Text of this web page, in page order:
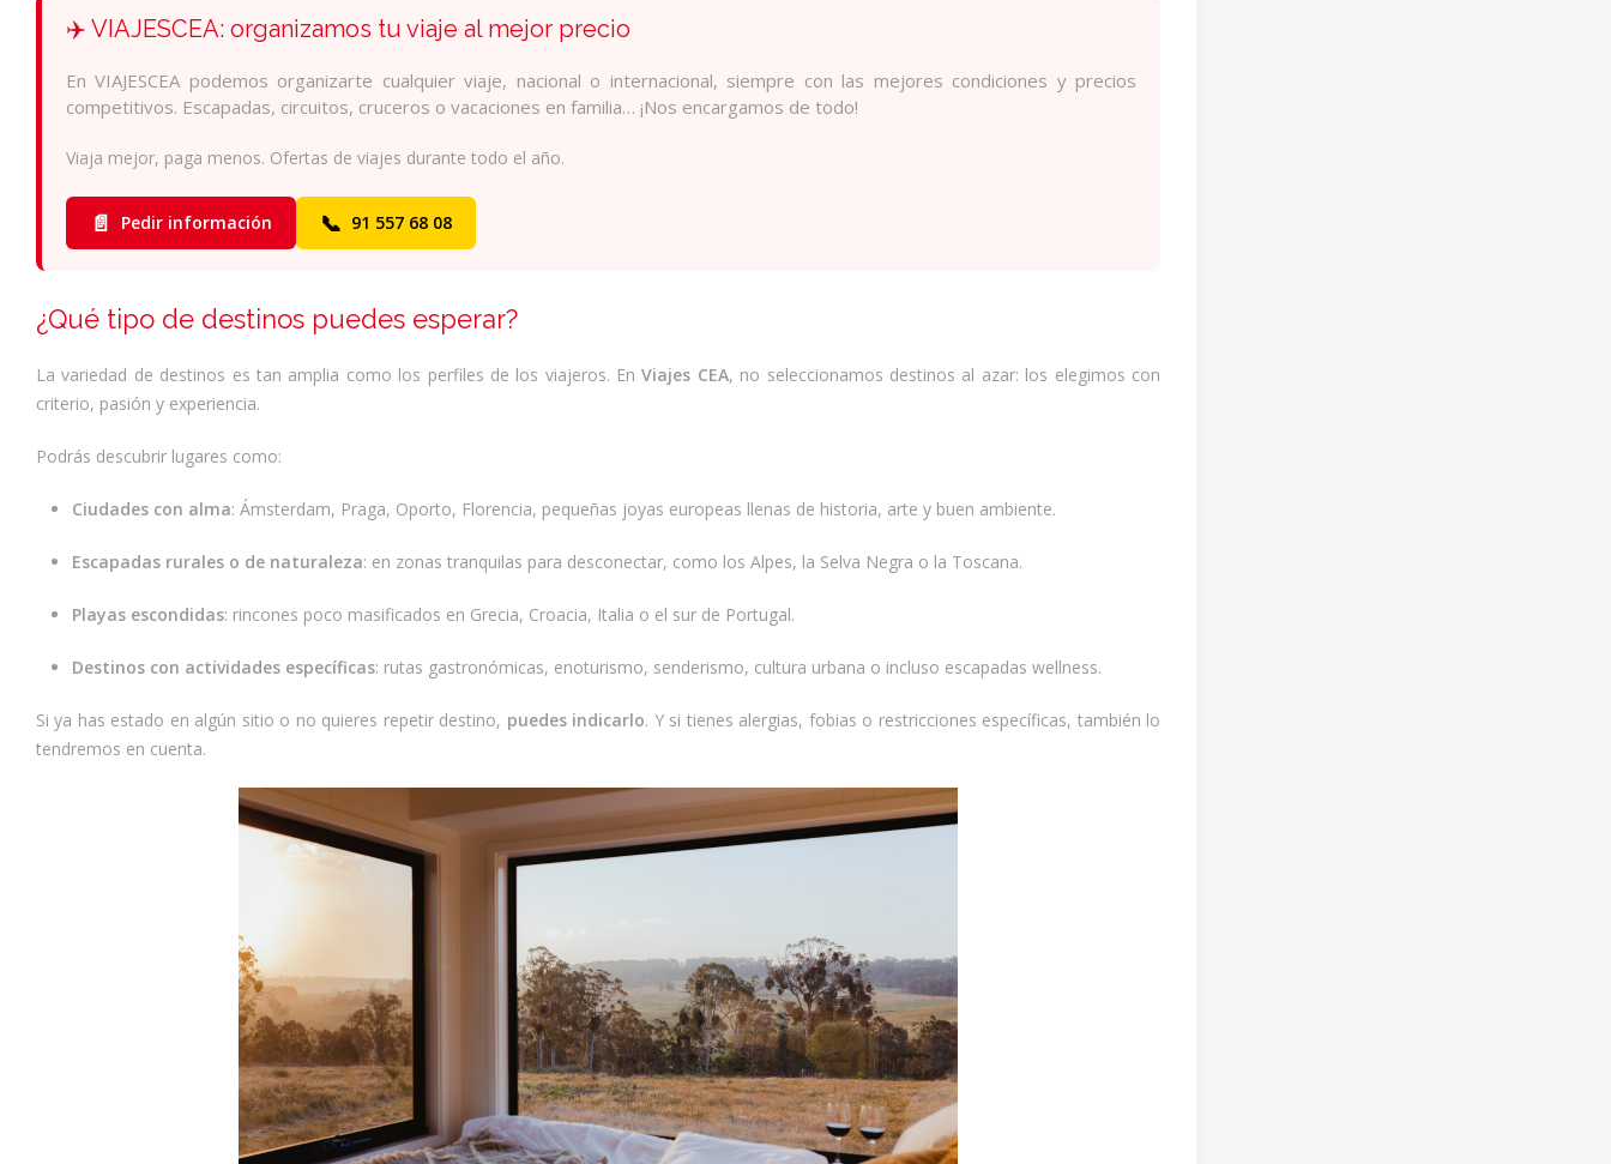
✈️ VIAJESCEA: organizamos tu viaje al mejor precio
En VIAJESCEA podemos organizarte cualquier viaje, nacional o internacional, siempre con las mejores condiciones y precios
competitivos. Escapadas, circuitos, cruceros o vacaciones en familia… ¡Nos encargamos de todo!
Viaja mejor, paga menos. Ofertas de viajes durante todo el año.
📄 Pedir información 📞 91 557 68 08
¿Qué tipo de destinos puedes esperar?
La variedad de destinos es tan amplia como los perfiles de los viajeros. En Viajes CEA, no seleccionamos destinos al azar: los elegimos con
criterio, pasión y experiencia.
Podrás descubrir lugares como:
Ciudades con alma: Ámsterdam, Praga, Oporto, Florencia, pequeñas joyas europeas llenas de historia, arte y buen ambiente.
Escapadas rurales o de naturaleza: en zonas tranquilas para desconectar, como los Alpes, la Selva Negra o la Toscana.
Playas escondidas: rincones poco masificados en Grecia, Croacia, Italia o el sur de Portugal.
Destinos con actividades específicas: rutas gastronómicas, enoturismo, senderismo, cultura urbana o incluso escapadas wellness.
Si ya has estado en algún sitio o no quieres repetir destino, puedes indicarlo. Y si tienes alergias, fobias o restricciones específicas, también lo
tendremos en cuenta.